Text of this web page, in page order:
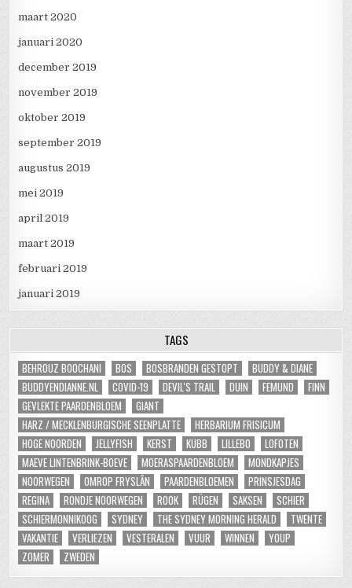
maart 2020
januari 2020
december 2019
november 2019
oktober 2019
september 2019
augustus 2019
mei 2019
april 2019
maart 2019
februari 2019
januari 2019
TAGS
BEHROUZ BOOCHANI BOS BOSBRANDEN GESTOPT
BUDDY & DIANE
BUDDYENDIANNE.NL
COVID-19 DEVIL'S TRAIL DUIN FEMUND
FINN
GEVLEKTE PAARDENBLOEM
GIANT
HARZ / MECKLENBURGISCHE SEENPLATTE
HERBARIUM FRISICUM
HOGE NOORDEN
JELLYFISH KERST KUBB LILLEBO
LOFOTEN
MAEVE LINTENBRINK-BOEVE
MOERASPAARDENBLOEM
MONDKAPJES
NOORWEGEN
OMROP FRYSLÂN PAARDENBLOEMEN
PRINSJESDAG
REGINA
RONDJE NOORWEGEN ROOK RÜGEN SAKSEN
SCHIER
SCHIERMONNIKOOG
SYDNEY THE SYDNEY MORNING HERALD
TWENTE
VAKANTIE
VERLIEZEN VESTERALEN VUUR WINNEN
YOUP
ZOMER
ZWEDEN